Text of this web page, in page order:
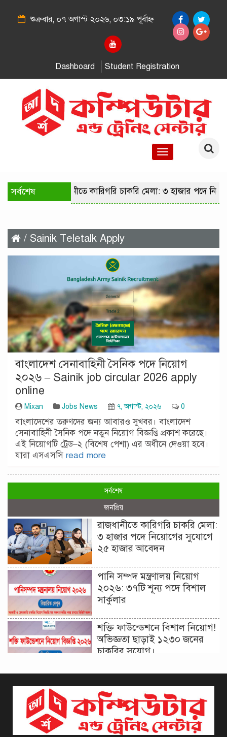
শুক্রবার, ০৭ অগাস্ট ২০২৬, ০৩:১৯ পূর্বাহ্ন
Dashboard Student Registration
Toggle
সর্বশেষ রাজধানীতে কারিগরি চাকরি মেলা: ৩ হাজার পদে
/ Sainik Teletalk Apply
বাংলাদেশ সেনাবাহিনী সৈনিক পদে নিয়োগ
২০২৬ – Sainik job circular 2026 apply
online
Mixan Jobs News ৭, অগাস্ট, ২০২৬ 0
বাংলাদেশের তরুণদের জন্য আবারও সুখবর। বাংলাদেশ
সেনাবাহিনী সৈনিক পদে নতুন নিয়োগ বিজ্ঞপ্তি প্রকাশ করেছে।
এই নিয়োগটি ট্রেড–২ (বিশেষ পেশা) এর অধীনে দেওয়া হবে।
যারা এসএসসি read more
সর্বশেষ
জনপ্রিয়
রাজধানীতে কারিগরি চাকরি মেলা:
৩ হাজার পদে নিয়োগের সুযোগে
২৫ হাজার আবেদন
পানি সম্পদ মন্ত্রণালয় নিয়োগ
২০২৬: ৩৭টি শূন্য পদে বিশাল
সার্কুলার
শক্তি ফাউন্ডেশনে বিশাল নিয়োগ!
অভিজ্ঞতা ছাড়াই ১২৩০ জনের
চাকরির সুযোগ।
বিজ্ঞপ্তি ২০২৬ | Taxes Zone
Dinajpur Job Circular 2026
বেসরকারি সংস্থা সেতু (SETU)